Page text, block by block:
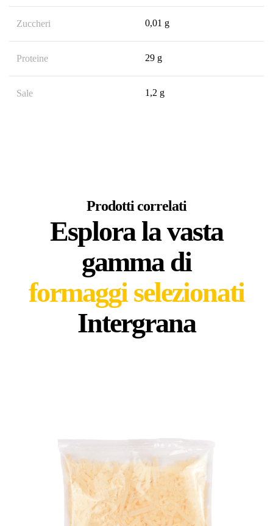
Zuccheri 0,01 g
Proteine 29 g
Sale 1,2 g
Prodotti correlati
Esplora la vasta
gamma di
formaggi selezionati
Intergrana